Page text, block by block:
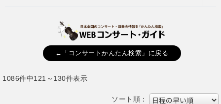
←「コンサートかんたん検索」に戻る
1086件中121～130件表示
ソート順：